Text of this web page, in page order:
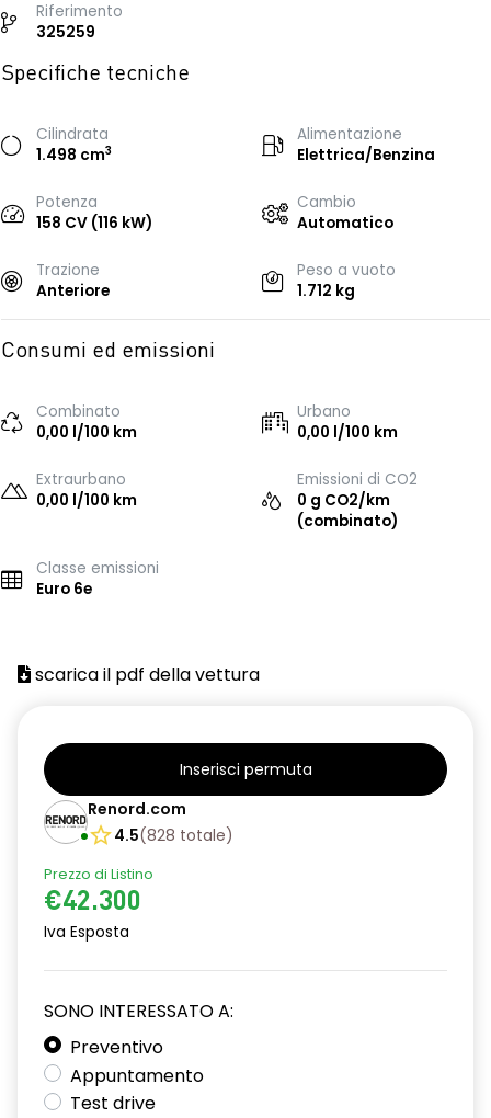
Riferimento
325259
Specifiche tecniche
Cilindrata
1.498 cm3
Alimentazione
Elettrica/Benzina
Potenza
158 CV (116 kW)
Cambio
Automatico
Trazione
Anteriore
Peso a vuoto
1.712 kg
Consumi ed emissioni
Combinato
0,00 l/100 km
Urbano
0,00 l/100 km
Extraurbano
0,00 l/100 km
Emissioni di CO2
0 g CO2/km
(combinato)
Classe emissioni
Euro 6e
scarica il pdf della vettura
Inserisci permuta
Renord.com
4.5(828 totale)
Prezzo di Listino
€42.300
Iva Esposta
SONO INTERESSATO A:
Preventivo
Appuntamento
Test drive